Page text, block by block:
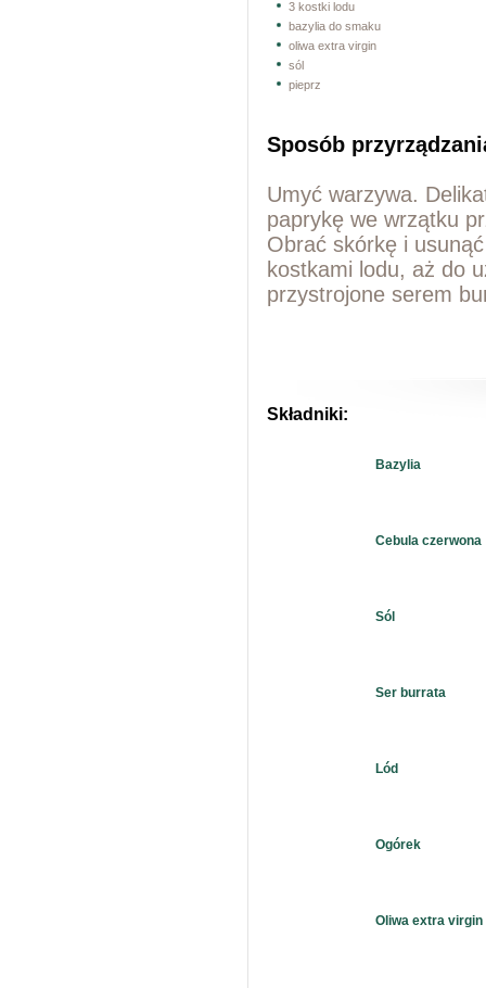
3 kostki lodu
bazylia do smaku
oliwa extra virgin
sól
pieprz
Sposób
Umyć warzywa.
paprykę we wrzątku
Obrać skórkę i
kostkami lodu, aż do
przystrojone serem
Składniki:
Bazylia
Cebula czerwona
Sól
Ser burrata
Lód
Ogórek
Oliwa extra virgin